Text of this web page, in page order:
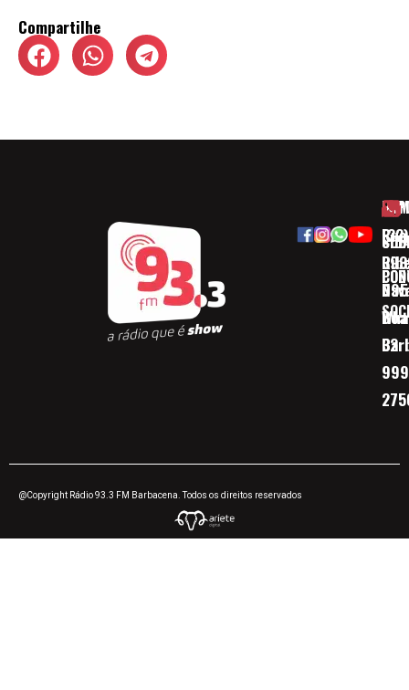
Compartilhe
(32)
32
@Copyright Rádio 93.3 FM Barbacena. Todos os direitos reservados